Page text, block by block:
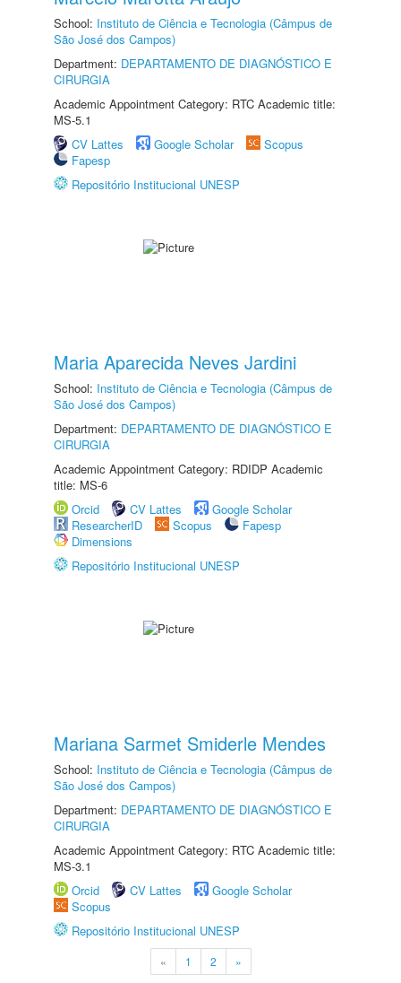
School: Instituto de Ciência e Tecnologia (Câmpus de
São José dos Campos)
Department: DEPARTAMENTO DE DIAGNÓSTICO E
CIRURGIA
Academic Appointment Category: RTC Academic title:
MS-5.1
CV Lattes
Google Scholar
Scopus
Fapesp
Repositório Institucional UNESP
Maria Aparecida Neves Jardini
School: Instituto de Ciência e Tecnologia (Câmpus de
São José dos Campos)
Department: DEPARTAMENTO DE DIAGNÓSTICO E
CIRURGIA
Academic Appointment Category: RDIDP Academic
title: MS-6
Orcid
CV Lattes
Google Scholar
ResearcherID
Scopus
Fapesp
Dimensions
Repositório Institucional UNESP
Mariana Sarmet Smiderle Mendes
School: Instituto de Ciência e Tecnologia (Câmpus de
São José dos Campos)
Department: DEPARTAMENTO DE DIAGNÓSTICO E
CIRURGIA
Academic Appointment Category: RTC Academic title:
MS-3.1
Orcid
CV Lattes
Google Scholar
Scopus
Repositório Institucional UNESP
« 1 2 »